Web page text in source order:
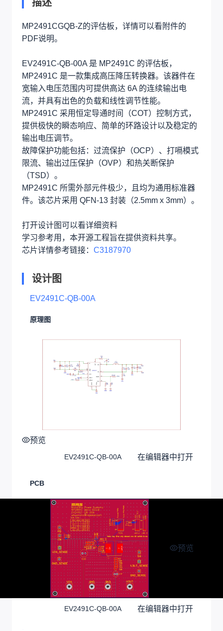
描述
MP2491CGQB-Z的评估板，详情可以看附件的
PDF说明。
EV2491C-QB-00A 是 MP2491C 的评估板，
MP2491C 是一款集成高压降压转换器。该器件在
宽输入电压范围内可提供高达 6A 的连续输出电
流，并具有出色的负载和线性调节性能。
MP2491C 采用恒定导通时间（COT）控制方式，
提供极快的瞬态响应、简单的环路设计以及稳定的
输出电压调节。
故障保护功能包括：过流保护（OCP）、打嗝模式
限流、输出过压保护（OVP）和热关断保护
（TSD）。
MP2491C 所需外部元件极少，且均为通用标准器
件。该芯片采用 QFN-13 封装（2.5mm x 3mm）。
打开设计图可以看详细资料
学习参考用，本开源工程旨在提供资料共享。
芯片详情参考链接： C3187970
设计图
EV2491C-QB-00A
原理图
预览
EV2491C-QB-00A 在编辑器中打开
PCB
预览
EV2491C-QB-00A 在编辑器中打开